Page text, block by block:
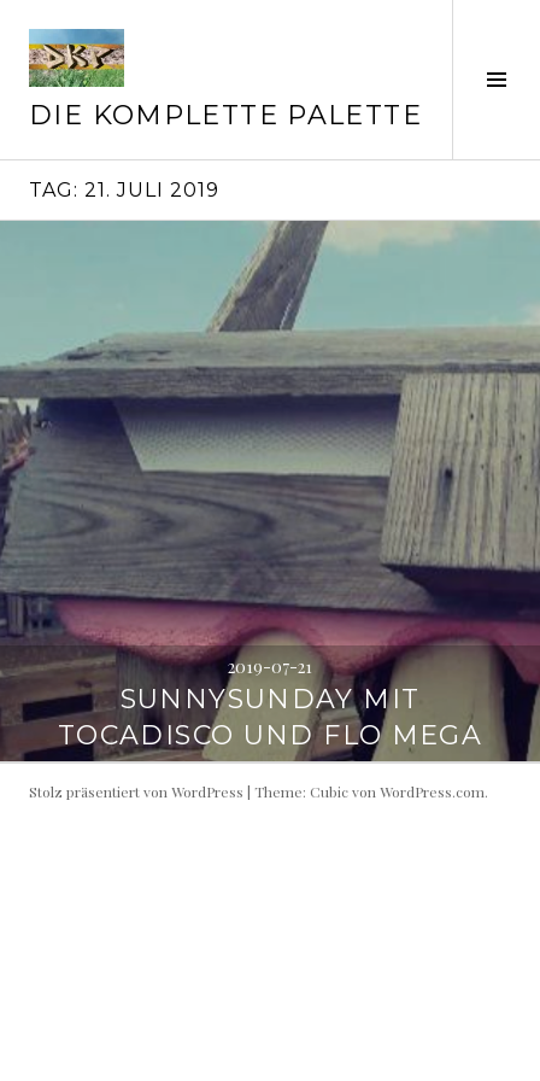
zum
Inhalt
DIE KOMPLETTE PALETTE
TAG: 21. JULI 2019
2019-07-21
SUNNYSUNDAY MIT
TOCADISCO UND FLO MEGA
Stolz präsentiert von WordPress | Theme: Cubic von WordPress.com.